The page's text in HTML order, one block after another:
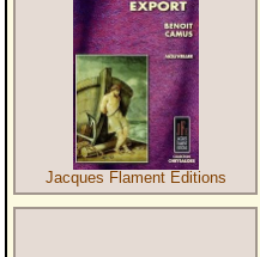
Jacques Flament Editions